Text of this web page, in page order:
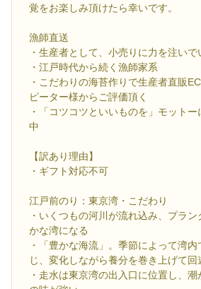
覚をお楽しみ頂けたら幸いです。
漁師直送
・生産者として、小売りに力を注いで
・江戸時代から続く漁師家系
・こだわりの海苔作りで生産者直販
ピーター様からご評価頂く
・「コツコツといいものを」モット
中
【訳あり理由】
・ギフト対応不可
江戸前のり：東京湾・こだわり
・いくつもの河川が流れ込み、プラ
かな湾になる
・「豊かな海流」。季節によって湾
じ、変化しながら養分を巻き上げて回
・走水は東京湾の出入口に位置し、